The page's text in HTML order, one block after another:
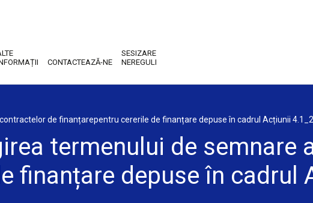
CONTACTEAZĂ-NE
SESIZARE
NEREGULI
de finanțarepentru cererile de finanțare depuse în cadrul Acțiunii 4.1_2
termenului de semnare
finanțare depuse în cadrul